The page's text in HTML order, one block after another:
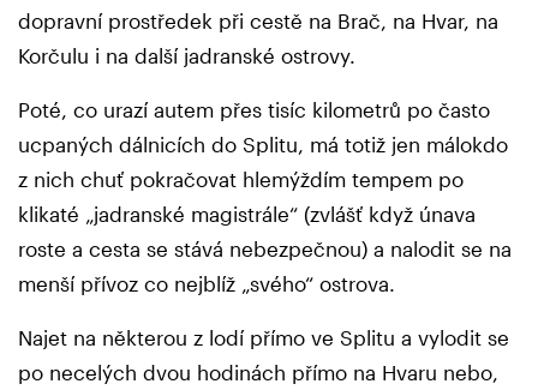
dopravní prostředek při cestě na Brač, na Hvar, na
Korčulu i na další jadranské ostrovy.
Poté, co urazí autem přes tisíc kilometrů po často
ucpaných dálnicích do Splitu, má totiž jen málokdo
z nich chuť pokračovat hlemýždím tempem po
klikaté „jadranské magistrále“ (zvlášť když únava
roste a cesta se stává nebezpečnou) a nalodit se na
menší přívoz co nejblíž „svého“ ostrova.
Najet na některou z lodí přímo ve Splitu a vylodit se
po necelých dvou hodinách přímo na Hvaru nebo,